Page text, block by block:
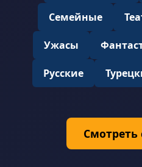
Семейные
Ужасы
Русские
Смотреть